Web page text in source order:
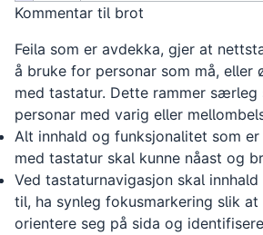
Kommentar til brot
Feila som er avdekka, gjer at
å bruke for personar som må, eller
med tastatur. Dette rammer særleg
personar med varig eller
Alt innhald og funksjonalitet som
med tastatur skal kunne nåast og
Ved tastaturnavigasjon skal
til, ha synleg fokusmarkering slik at
orientere seg på sida og